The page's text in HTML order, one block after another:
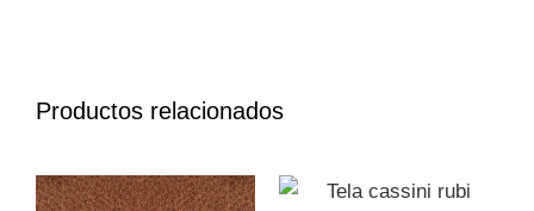
Productos relacionados